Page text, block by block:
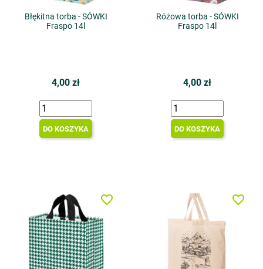
Błękitna torba - SÓWKI
Fraspo 14l
4,00 zł
DO KOSZYKA
Różowa torba - SÓWKI
Fraspo 14l
4,00 zł
DO KOSZYKA
favorite_border favorite_border